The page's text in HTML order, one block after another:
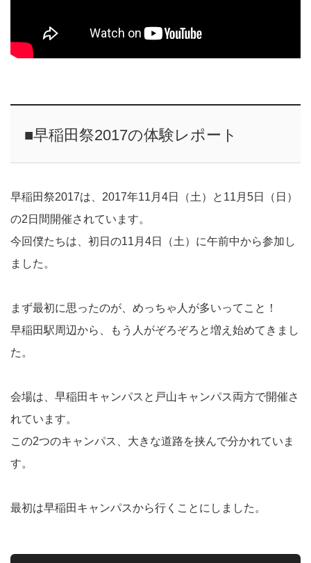
■早稲田祭2017の体験レポート
早稲田祭2017は、2017年11月4日（土）と11月5日（日）
の2日間開催されています。
今回僕たちは、初日の11月4日（土）に午前中から参加し
ました。
まず最初に思ったのが、めっちゃ人が多いってこと！
早稲田駅周辺から、もう人がぞろぞろと増え始めてきまし
た。
会場は、早稲田キャンパスと戸山キャンパス両方で開催さ
れています。
この2つのキャンパス、大きな道路を挟んで分かれていま
す。
最初は早稲田キャンパスから行くことにしました。